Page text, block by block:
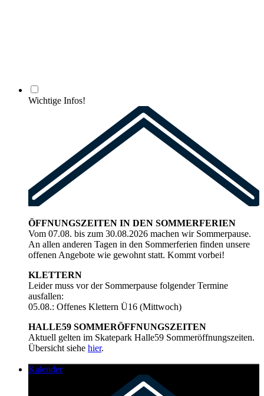
Wichtige Infos!
ÖFFNUNGSZEITEN IN DEN SOMMERFERIEN
Vom 07.08. bis zum 30.08.2026 machen wir Sommerpause.
An allen anderen Tagen in den Sommerferien finden unsere
offenen Angebote wie gewohnt statt. Kommt vorbei!
KLETTERN
Leider muss vor der Sommerpause folgender Termine
ausfallen:
05.08.: Offenes Klettern Ü16 (Mittwoch)
HALLE59 SOMMERÖFFNUNGSZEITEN
Aktuell gelten im Skatepark Halle59 Sommeröffnungszeiten.
Übersicht siehe hier.
Kalender